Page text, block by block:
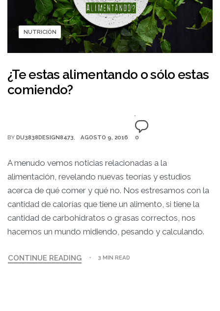
NUTRICIÓN
¿Te estas alimentando o sólo estas
comiendo?
BY DU3838DESIGN8473 AGOSTO 9, 2016 0
A menudo vemos noticias relacionadas a la
alimentación, revelando nuevas teorías y estudios
acerca de qué comer y qué no. Nos estresamos con la
cantidad de calorías que tiene un alimento, si tiene la
cantidad de carbohidratos o grasas correctos, nos
hacemos un mundo midiendo, pesando y calculando.
CONTINUE READING 3 MIN READ